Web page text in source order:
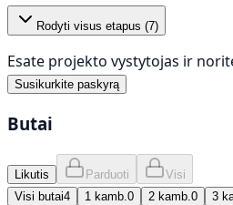
Rodyti visus etapus (7)
Esate projekto vystytojas ir
Susikurkite paskyrą
Butai
Likutis Parduoti
Visi
Visi butai4 1 kamb. 0 2 kamb. 0 3